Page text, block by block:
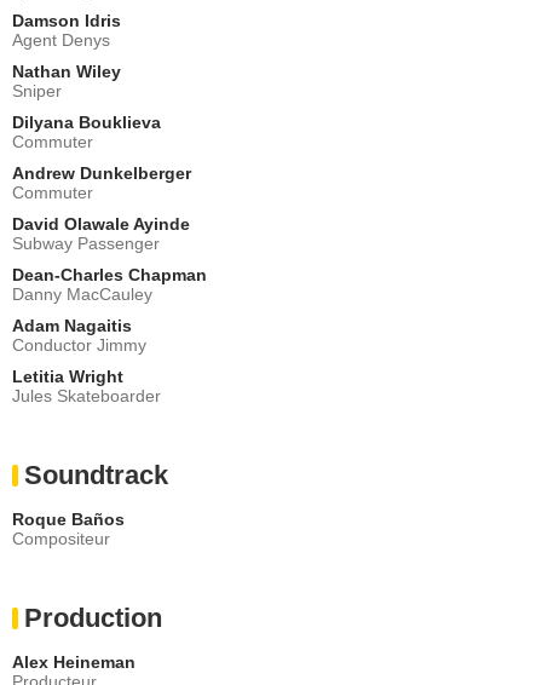
Damson Idris
Agent Denys
Nathan Wiley
Sniper
Dilyana Bouklieva
Commuter
Andrew Dunkelberger
Commuter
David Olawale Ayinde
Subway Passenger
Dean-Charles Chapman
Danny MacCauley
Adam Nagaitis
Conductor Jimmy
Letitia Wright
Jules Skateboarder
Soundtrack
Roque Baños
Compositeur
Production
Alex Heineman
Producteur